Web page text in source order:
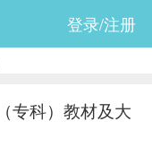
登录/注册
专科）教材及大